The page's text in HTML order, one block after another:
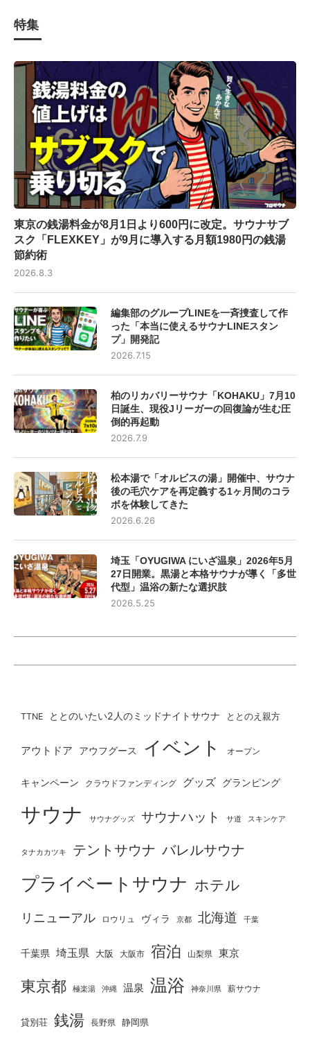
特集
東京の銭湯料金が8月1日より600円に改定。サウナサブ
スク「FLEXKEY」が9月に導入する月額1980円の銭湯
節約術
2026.8.3
編集部のグループLINEを一斉捜査して作
った「本当に使えるサウナLINEスタン
プ」開発記
2026.7.15
柏のリカバリーサウナ「KOHAKU」7月10
日誕生、現役Jリーガーの回復論が生む圧
倒的再起動
2026.7.9
松本湯で「オルビスの湯」開催中、サウナ
後の毛穴ケアを再定義する1ヶ月間のコラ
ボを体験してきた
2026.6.26
埼玉「OYUGIWA にいざ温泉」2026年5月
27日開業。黒湯と本格サウナが導く「多世
代型」温浴の新たな選択肢
2026.5.25
TTNE ととのいたい2人のミッドナイトサウナ ととのえ親方
アウトドア アウフグース イベント オープン
キャンペーン クラウドファンディング グッズ グランピング
サウナ サウナグッズ サウナハット サ道 スキンケア
タナカカツキ テントサウナ バレルサウナ
プライベートサウナ ホテル
リニューアル ロウリュ ヴィラ 京都 北海道 千葉
千葉県 埼玉県 大阪 大阪市 宿泊 山梨県 東京
東京都 極楽湯 沖縄 温泉 温浴 神奈川県 薪サウナ
貸別荘 銭湯 長野県 静岡県